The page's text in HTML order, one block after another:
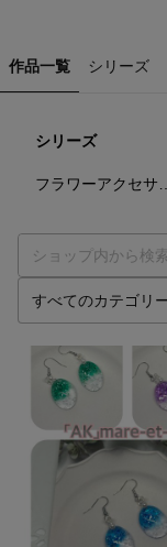
作品一覧 シリーズ
シリーズ